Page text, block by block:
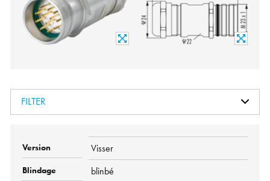
FILTER
Visser
blinbé